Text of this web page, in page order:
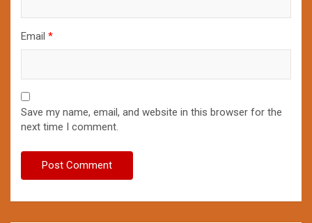
Email *
Save my name, email, and website in this browser for the
next time I comment.